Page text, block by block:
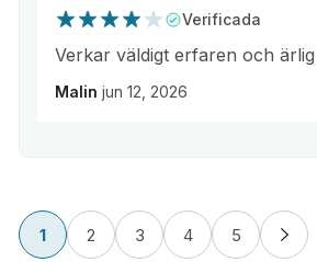
Verificada
Verkar väldigt erfaren och ärlig
Malin jun 12, 2026
1 2 3 4 5